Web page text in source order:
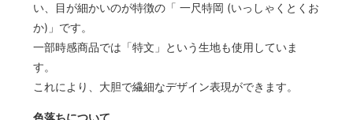
い、目が細かいのが特徴の「 一尺特岡 (いっしゃくとくお
か)」です。
一部時感商品では「特文」という生地も使用していま
す。
これにより、大胆で繊細なデザイン表現ができます。